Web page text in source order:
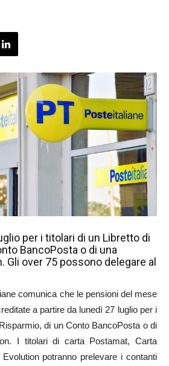
per i titolari di un Libretto di
BancoPosta o di una
Gli over 75 possono delegare al
comunica che le pensioni del mese
a partire da lunedì 27 luglio per i
di un Conto BancoPosta o di
I titolari di carta Postamat, Carta
potranno prelevare i contanti